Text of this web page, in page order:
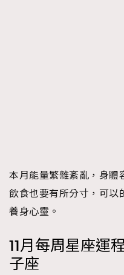
本月能量繁雜紊亂，身體
飲食也要有所分寸，可以
養身心靈。
11月每周星座運
子座